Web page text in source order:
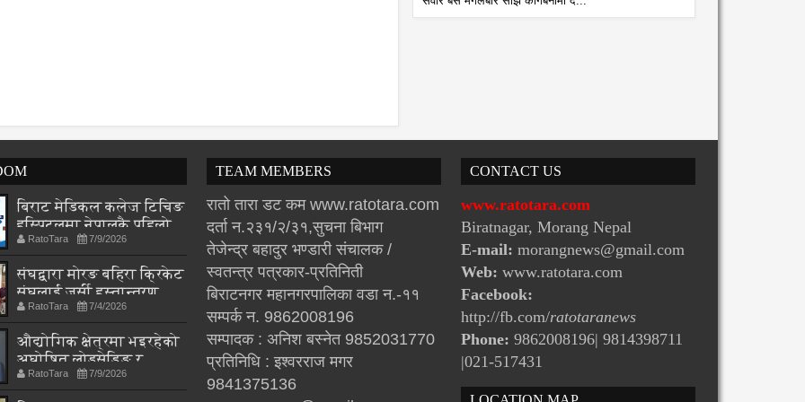
बिराट मेडिकल कलेज टिचिङ
हस्पिटलमा नेपालकै पहिलो
अन्तर्राष्ट्रिय न्यूक्लियर
मेडिसिन सम्मेलन हुने, तीन
देशका विज्ञ एकै मञ्चमा
RatoTara 7/9/2026
संघद्वारा मोरङ बहिरा क्रिकेट
संघलाई जर्सी हस्तान्तरण
RatoTara 7/4/2026
औद्योगिक क्षेत्रमा भइरहेको
अघोषित लोडसेडिङ र
अनियमित विद्युत आपूर्ति
प्रति संघको गम्भीर
RatoTara 7/9/2026
TEAM MEMBERS
रातो तारा डट कम www.ratotara.com
दर्ता न.२३१/२/३१,सुचना बिभाग
तेजेन्द्र बहादुर भण्डारी संचालक /
स्वतन्त्र पत्रकार-प्रतिनिती
बिराटनगर महानगरपालिका वडा न.-११
सम्पर्क न. 9862008196
सम्पादक : अनिश बस्नेत 9852031770
प्रतिनिधि : इश्वरराज मगर
9841375136
CONTACT US
www.ratotara.com
Biratnagar, Morang Nepal
E-mail: morangnews@gmail.com
Web: www.ratotara.com
Facebook:
http://fb.com/ratotaranews
Phone:9862008196| 9814398711
|021-517431